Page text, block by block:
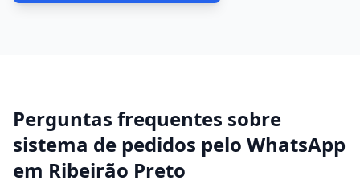
Perguntas frequentes sobre
sistema de pedidos pelo WhatsApp
em Ribeirão Preto